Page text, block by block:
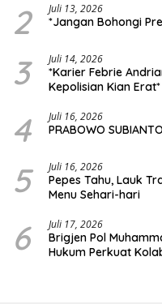
2 Juli 13, 2026
*Jangan Bohongi
3 Juli 14, 2026
*Karier Febrie
Kepolisian Kian Erat*
4 Juli 16, 2026
PRABOWO
5 Juli 16, 2026
Pepes Tahu, Lauk
Menu Sehari-hari
6 Juli 17, 2026
Brigjen Pol
Hukum Perkuat